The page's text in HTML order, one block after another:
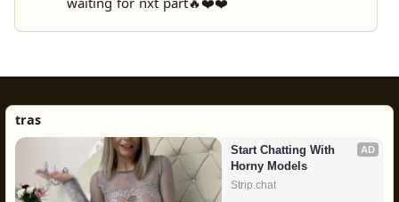
waiting for nxt part🔥❤️❤️
tras
AD
Start Chatting With
Horny Models
Strip.chat